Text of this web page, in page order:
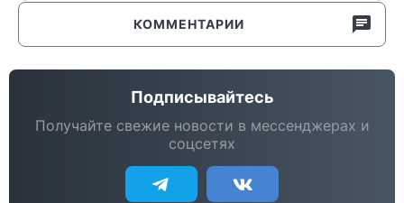
КОММЕНТАРИИ
Подписывайтесь
Получайте свежие новости в мессенджерах и
соцсетях